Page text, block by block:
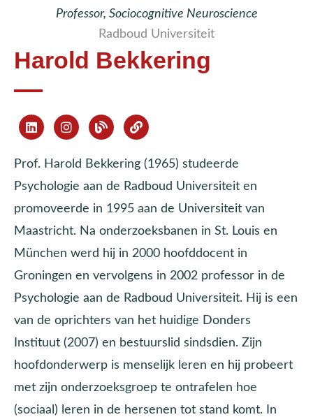
Professor, Sociocognitive Neuroscience
Radboud Universiteit
Harold Bekkering
Prof. Harold Bekkering (1965) studeerde
Psychologie aan de Radboud Universiteit en
promoveerde in 1995 aan de Universiteit van
Maastricht. Na onderzoeksbanen in St. Louis en
München werd hij in 2000 hoofddocent in
Groningen en vervolgens in 2002 professor in de
Psychologie aan de Radboud Universiteit. Hij is een
van de oprichters van het huidige Donders
Instituut (2007) en bestuurslid sindsdien. Zijn
hoofdonderwerp is menselijk leren en hij probeert
met zijn onderzoeksgroep te ontrafelen hoe
(sociaal) leren in de hersenen tot stand komt. In